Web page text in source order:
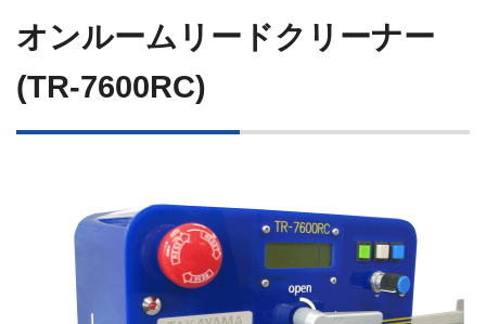
オンルームリードクリーナー
(TR-7600RC)